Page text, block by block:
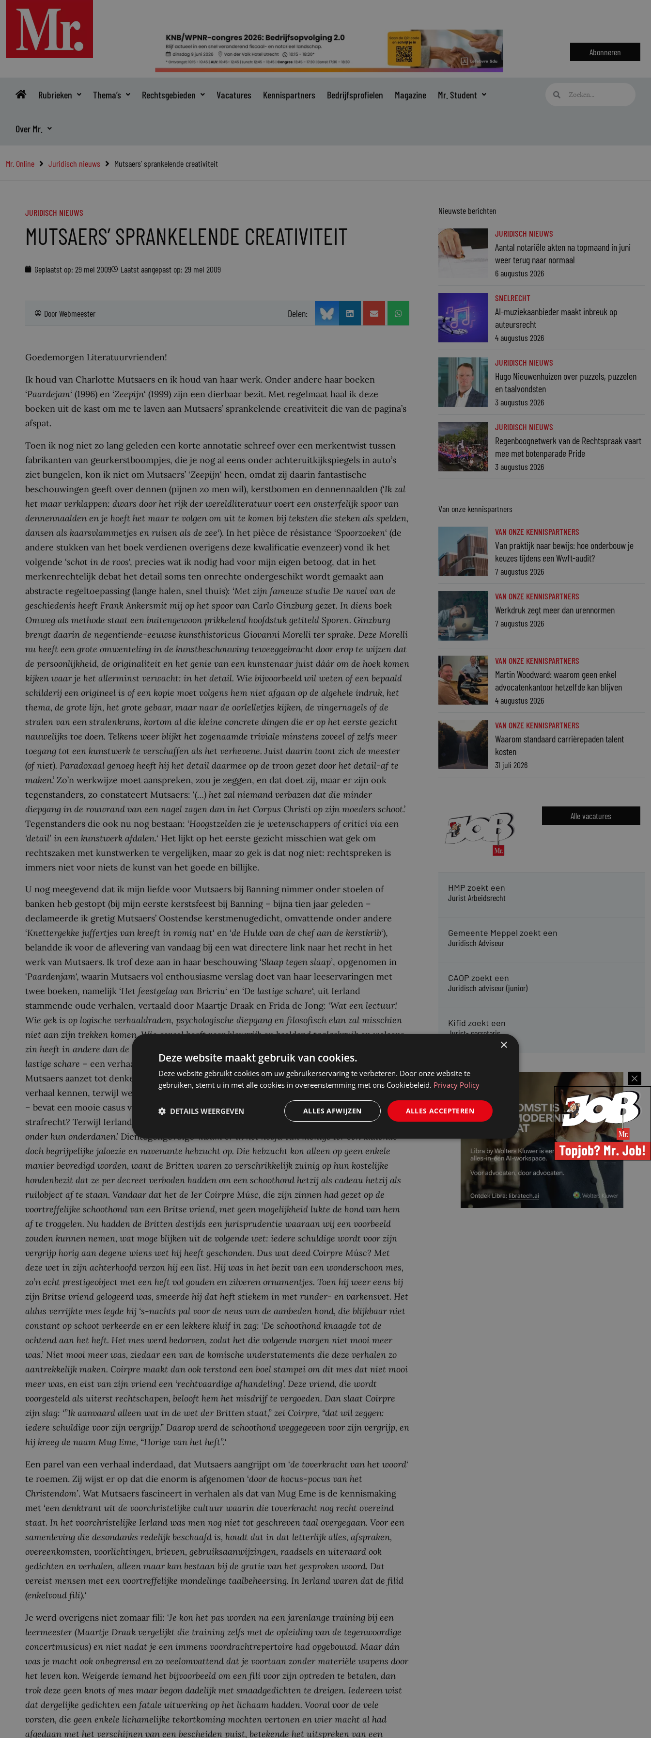
inhoud
Abonneren
Rubrieken Thema’s Rechtsgebieden Vacatures Kennispartners Bedrijfsprofielen Magazine Mr. Student
Over Mr.
Zoeken
Mr. Online Juridisch nieuws Mutsaers’ sprankelende creativiteit
JURIDISCH NIEUWS
MUTSAERS’ SPRANKELENDE CREATIVITEIT
Geplaatst op: 29 mei 2009 Laatst aangepast op: 29 mei 2009
DoorWebmeester Delen:
Goedemorgen Literatuurvrienden!
Ik houd van Charlotte Mutsaers en ik houd van haar werk. Onder andere haar boeken
‘Paardejam‘ (1996) en ‘Zeepijn‘ (1999) zijn een dierbaar bezit. Met regelmaat haal ik deze
boeken uit de kast om me te laven aan Mutsaers’ sprankelende creativiteit die van de pagina’s
afspat.
Toen ik nog niet zo lang geleden een korte annotatie schreef over een merkentwist tussen
fabrikanten van geurkerstboompjes, die je nog al eens onder achteruitkijkspiegels in auto’s
ziet bungelen, kon ik niet om Mutsaers’ ‘Zeepijn‘ heen, omdat zij daarin fantastische
beschouwingen geeft over dennen (pijnen zo men wil), kerstbomen en dennennaalden (‘Ik zal
het maar verklappen: dwars door het rijk der wereldliteratuur voert een onsterfelijk spoor van
dennennaalden en je hoeft het maar te volgen om uit te komen bij teksten die steken als spelden,
dansen als kaarsvlammetjes en ruisen als de zee‘). In het pièce de résistance ‘Spoorzoeken‘ (de
andere stukken van het boek verdienen overigens deze kwalificatie evenzeer) vond ik het
volgende ‘schot in de roos‘, precies wat ik nodig had voor mijn eigen betoog, dat in het
merkenrechtelijk debat het detail soms ten onrechte ondergeschikt wordt gemaakt aan
abstracte regeltoepassing (lange halen, snel thuis): ‘Met zijn fameuze studie De navel van de
geschiedenis heeft Frank Ankersmit mij op het spoor van Carlo Ginzburg gezet. In diens boek
Omweg als methode staat een buitengewoon prikkelend hoofdstuk getiteld Sporen. Ginzburg
brengt daarin de negentiende-eeuwse kunsthistoricus Giovanni Morelli ter sprake. Deze Morelli
nu heeft een grote omwenteling in de kunstbeschouwing teweeggebracht door erop te wijzen dat
de persoonlijkheid, de originaliteit en het genie van een kunstenaar juist dáár om de hoek komen
kijken waar je het allerminst verwacht: in het detail. Wie bijvoorbeeld wil weten of een bepaald
schilderij een origineel is of een kopie moet volgens hem niet afgaan op de algehele indruk, het
thema, de grote lijn, het grote gebaar, maar naar de oorlelletjes kijken, de vingernagels of de
stralen van een stralenkrans, kortom al die kleine concrete dingen die er op het eerste gezicht
nauwelijks toe doen. Telkens weer blijkt het zogenaamde triviale minstens zoveel of zelfs meer
toegang tot een kunstwerk te verschaffen als het verhevene. Juist daarin toont zich de meester
(of niet). Paradoxaal genoeg heeft hij het detail daarmee op de troon gezet door het detail-af te
maken.’ Zo’n werkwijze moet aanspreken, zou je zeggen, en dat doet zij, maar er zijn ook
tegenstanders, zo constateert Mutsaers: ‘(…) het zal niemand verbazen dat die minder
diepgang in de rouwrand van een nagel zagen dan in het Corpus Christi op zijn moeders schoot.’
Tegenstanders die ook nu nog bestaan: ‘Hoogstzelden zie je wetenschappers of critici via een
‘detail’ in een kunstwerk afdalen.‘ Het lijkt op het eerste gezicht misschien wat gek om
rechtszaken met kunstwerken te vergelijken, maar zo gek is dat nog niet: rechtspreken is
immers niet voor niets de kunst van het goede en billijke.
U nog meegevend dat ik mijn liefde voor Mutsaers bij Banning nimmer onder stoelen of
banken heb gestopt (bij mijn eerste kerstsfeest bij Banning – bijna tien jaar geleden –
declameerde ik gretig Mutsaers’ Oostendse kerstmenugedicht, omvattende onder andere
‘Knettergekke juffertjes van kreeft in romig nat‘ en ‘de Hulde van de chef aan de kerstkrib‘),
belandde ik voor de aflevering van vandaag bij een wat directere link naar het recht in het
werk van Mutsaers. Ik trof deze aan in haar beschouwing ‘Slaap tegen slaap’, opgenomen in
‘Paardenjam‘, waarin Mutsaers vol enthousiasme verslag doet van haar leeservaringen met
twee boeken, namelijk ‘Het feestgelag van Bricriu‘ en ‘De lastige schare‘, uit Ierland
stammende oude verhalen, vertaald door Maartje Draak en Frida de Jong: ‘Wat een lectuur!
Wie gek is op logische verhaaldraden, psychologische diepgang en filosofisch elan zal misschien
niet aan zijn trekken komen. Wie gevoel heeft voor kleurrijk en beeldend taalgebruik en weleens
zin heeft in andere dan de huidige waarden, moet het zeker niet laten liggen
lastige schare – een verhaal over de vraag hoe de eerste schoothond in Ierland kwam, dat
Mutsaers aanzet tot denken over hoe het toch komt dat we daarover in Nederland geen
verhaal kennen, terwijl wel iedere kleuter je kan vertellen hoe de hond van keizer Karel heet
– bevat een mooie casus van, ja wat is het, internationaal privaatrecht of is het internationaal
strafrecht? Terwijl Ierland ‘
‘, telden de Britten al wel ‘enige honden
onder hun onderdanen.’ Dientegengevolge ‘kwam er in het hoofd van menige Ier een laaiende
doch begrijpelijke jaloezie en navenante hebzucht op. Die hebzucht kon alleen op geen enkele
manier bevredigd worden, want de Britten waren zo verschrikkelijk zuinig op hun kostelijke
hondenbezit dat ze per decreet verboden hadden om een schoothond hetzij als cadeau hetzij als
ruilobject af te staan. Vandaar dat het de Ier Coirpre Músc, die zijn zinnen had gezet op de
voortreffelijke schoothond van een Britse vriend, met geen mogelijkheid lukte de hond van hem
af te troggelen. Nu hadden de Britten destijds een jurisprudentie waaraan wij een voorbeeld
zouden kunnen nemen, wat moge blijken uit de volgende wet: iedere schuldige wordt voor zijn
vergrijp horig aan degene wiens wet hij heeft geschonden. Dus wat deed Coirpre Músc? Met
deze wet in zijn achterhoofd verzon hij een list. Hij was in het bezit van een wonderschoon mes,
zo’n echt prestigeobject met een heft vol gouden en zilveren ornamentjes. Toen hij weer eens bij
zijn Britse vriend gelogeerd was, smeerde hij dat heft stiekem in met runder- en varkensvet. Het
aldus verrijkte mes legde hij ‘s-nachts pal voor de neus van de aanbeden hond, die blijkbaar niet
constant op schoot verkeerde en er een lekkere kluif in zag: ‘De schoothond knaagde tot de
ochtend aan het heft. Het mes werd bedorven, zodat het die volgende morgen niet mooi meer
was.’ Niet mooi meer was, ziedaar een van de komische understatements die deze verhalen zo
aantrekkelijk maken. Coirpre maakt dan ook terstond een boel stampei om dit mes dat niet mooi
meer was, en eist van zijn vriend een ‘rechtvaardige afhandeling’. Deze vriend, die wordt
voorgesteld als uiterst rechtschapen, belooft hem het misdrijf te vergoeden. Dan slaat Coirpre
zijn slag: ‘”Ik aanvaard alleen wat in de wet der Britten staat,” zei Coirpre, “dat wil zeggen:
iedere schuldige voor zijn vergrijp.” Daarop werd de schoothond weggegeven voor zijn vergrijp, en
hij kreeg de naam Mug Eme, “Horige van het heft”.‘
Een parel van een verhaal inderdaad, dat Mutsaers aangrijpt om ‘de toverkracht van het woord‘
te roemen. Zij wijst er op dat die enorm is afgenomen ‘door de hocus-pocus van het
Christendom’. Wat Mutsaers fascineert in verhalen als dat van Mug Eme is de kennismaking
met ‘een denktrant uit de voorchristelijke cultuur waarin die toverkracht nog recht overeind
staat. In het voorchristelijke Ierland was men nog niet tot geschreven taal overgegaan. Voor een
samenleving die desondanks redelijk beschaafd is, houdt dat in dat letterlijk alles, afspraken,
overeenkomsten, voorlichtingen, brieven, gebruiksaanwijzingen, raadsels en uiteraard ook
gedichten en verhalen, alleen maar kan bestaan bij de gratie van het gesproken woord. Dat
vereist mensen met een voortreffelijke mondelinge taalbeheersing. In Ierland waren dat de filid
(enkelvoud fili).‘
Je werd overigens niet zomaar fili: ‘Je kon het pas worden na een jarenlange training bij een
leermeester (Maartje Draak vergelijkt die training zelfs met de opleiding van de tegenwoordige
concertmusicus) en niet nadat je een immens voordrachtrepertoire had opgebouwd. Maar dán
was je macht ook onbegrensd en zo veelomvattend dat je voortaan zonder materiële wapens door
het leven kon. Weigerde iemand het bijvoorbeeld om een fili voor zijn optreden te betalen, dan
trok deze geen knots of mes maar begon dadelijk met smaadgedichten te dreigen. Iedereen wist
dat dergelijke gedichten een fatale uitwerking op het lichaam hadden. Vooral voor de vele
vorsten, die geen enkele lichamelijke tekortkoming mochten vertonen en wier macht al had
afgedaan met het verschijnen van een bescheiden puist, betekende het uitspreken van een
Nieuwste berichten
JURIDISCH NIEUWS
Aantal notariële akten na topmaand in juni
weer terug naar normaal
6 augustus 2026
SNELRECHT
AI-muziekaanbieder maakt inbreuk op
auteursrecht
4 augustus 2026
JURIDISCH NIEUWS
Hugo Nieuwenhuizen over puzzels, puzzelen
en taalvondsten
3 augustus 2026
JURIDISCH NIEUWS
Regenboognetwerk van de Rechtspraak vaart
mee met botenparade Pride
3 augustus 2026
Van onze kennispartners
VAN ONZE KENNISPARTNERS
Van praktijk naar bewijs: hoe onderbouw je
keuzes tijdens een Wwft-audit?
7 augustus 2026
VAN ONZE KENNISPARTNERS
Werkdruk zegt meer dan urennormen
7 augustus 2026
VAN ONZE KENNISPARTNERS
Martin Woodward: waarom geen enkel
advocatenkantoor hetzelfde kan blijven
4 augustus 2026
VAN ONZE KENNISPARTNERS
Waarom standaard carrièrepaden talent
kosten
31 juli 2026
Alle vacatures
HMP zoekt een
Jurist Arbeidsrecht
Gemeente Meppel zoekt een
Juridisch Adviseur
CAOP zoekt een
Juridisch adviseur (junior)
Kifid zoekt een
Jurist- secretaris
×
Deze website maakt gebruik van cookies.
Deze website gebruikt cookies om uw gebruikerservaring te verbeteren. Door onze website te
gebruiken, stemt u in met alle cookies in overeenstemming met ons Cookiebeleid. Privacy Policy
ALLES ACCEPTEREN
ALLES AFWIJZEN
DETAILS WEERGEVEN